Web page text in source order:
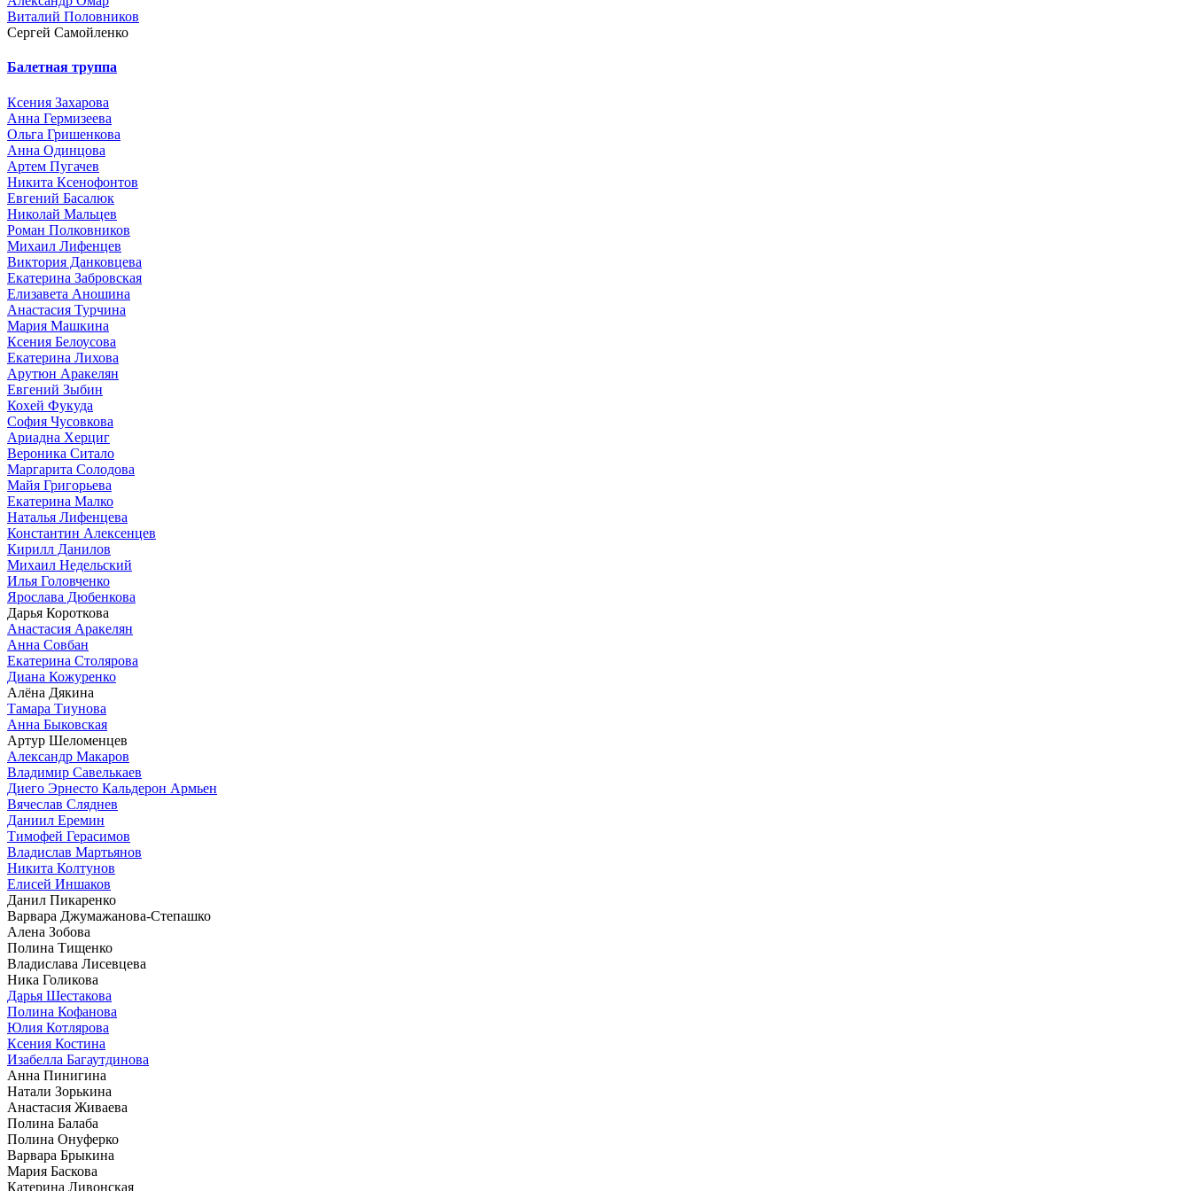
Виталий Половников
Сергей Самойленко
Балетная труппа
Ксения Захарова
Анна Гермизеева
Ольга Гришенкова
Анна Одинцова
Артем Пугачев
Никита Ксенофонтов
Евгений Басалюк
Николай Мальцев
Роман Полковников
Михаил Лифенцев
Виктория Данковцева
Екатерина Забровская
Елизавета Аношина
Анастасия Турчина
Мария Машкина
Ксения Белоусова
Екатерина Лихова
Арутюн Аракелян
Евгений Зыбин
Кохей Фукуда
София Чусовкова
Ариадна Херциг
Вероника Ситало
Маргарита Солодова
Майя Григорьева
Екатерина Малко
Наталья Лифенцева
Константин Алексенцев
Кирилл Данилов
Михаил Недельский
Илья Головченко
Ярослава Дюбенкова
Дарья Короткова
Анастасия Аракелян
Анна Совбан
Екатерина Столярова
Диана Кожуренко
Алёна Дякина
Тамара Тиунова
Анна Быковская
Артур Шеломенцев
Александр Макаров
Владимир Савелькаев
Диего Эрнесто Кальдерон Армьен
Вячеслав Сляднев
Даниил Еремин
Тимофей Герасимов
Владислав Мартьянов
Никита Колтунов
Елисей Иншаков
Данил Пикаренко
Варвара Джумажанова-Степашко
Алена Зобова
Полина Тищенко
Владислава Лисевцева
Ника Голикова
Дарья Шестакова
Полина Кофанова
Юлия Котлярова
Ксения Костина
Изабелла Багаутдинова
Анна Пинигина
Натали Зорькина
Анастасия Живаева
Полина Балаба
Полина Онуферко
Варвара Брыкина
Мария Баскова
Катерина Ливонская